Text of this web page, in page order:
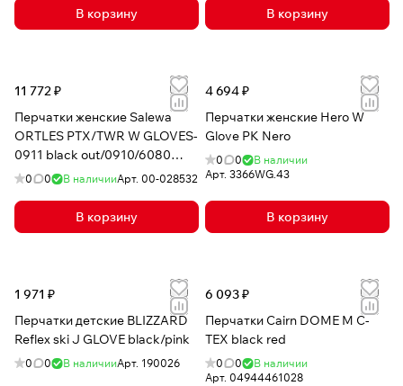
В корзину В корзину
11 772 ₽
Перчатки женские Salewa
ORTLES PTX/TWR W GLOVES-
0911 black out/0910/6080
130г powertex/alpine wool
0 0 В наличииАрт. 00-028532
В корзину
4 694 ₽
Перчатки женские Hero W
Glove PK Nero
0 0
В наличии
Арт. 3366WG.43
В корзину
1 971 ₽
Перчатки детские BLIZZARD
Reflex ski J GLOVE black/pink
0 0 В наличииАрт. 190026
6 093 ₽
Перчатки Cairn DOME M C-
TEX black red
0 0
В наличии
Арт. 04944461028